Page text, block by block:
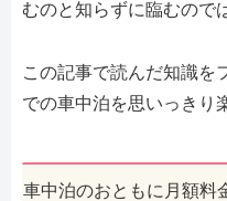
むのと知らずに臨むので
この記事で読んだ知識を
での車中泊を思いっきり
車中泊のおともに月額料